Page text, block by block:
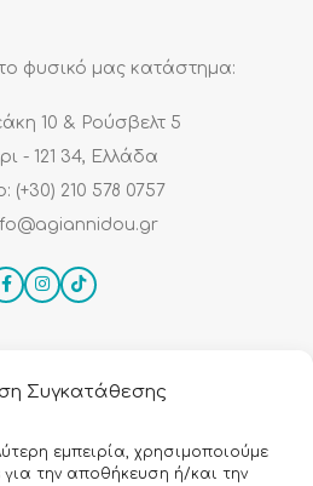
Συγκατάθεσης
εμπειρία, χρησιμοποιούμε
για την αποθήκευση ή/και την
φυσικό μας κατάστημα:
10 & Ρούσβελτ 5
- 121 34, Ελλάδα
(+30) 210 578 0757